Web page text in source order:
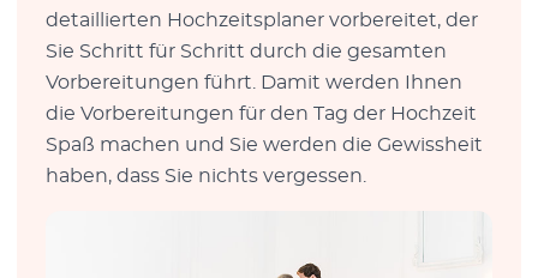
detaillierten Hochzeitsplaner vorbereitet, der
Sie Schritt für Schritt durch die gesamten
Vorbereitungen führt. Damit werden Ihnen
die Vorbereitungen für den Tag der Hochzeit
Spaß machen und Sie werden die Gewissheit
haben, dass Sie nichts vergessen.